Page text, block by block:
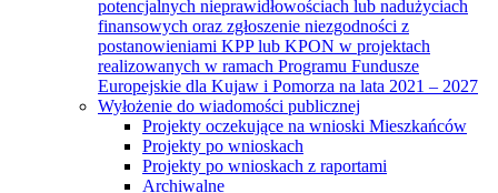
potencjalnych nieprawidłowościach lub nadużyciach
finansowych oraz zgłoszenie niezgodności z
postanowieniami KPP lub KPON w projektach
realizowanych w ramach Programu Fundusze
Europejskie dla Kujaw i Pomorza na lata 2021 – 2027
Wyłożenie do wiadomości publicznej
Projekty oczekujące na wnioski Mieszkańców
Projekty po wnioskach
Projekty po wnioskach z raportami
Archiwalne